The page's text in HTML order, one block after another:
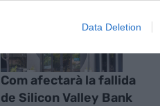
Data Deletion
Com afectarà la fallida
de Silicon Valley Bank